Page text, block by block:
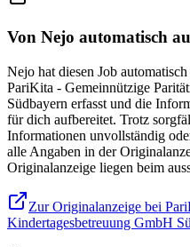
Von Nejo automatisch
Nejo hat diesen Job
PariKita - Gemeinnützige
Südbayern erfasst und die
für dich aufbereitet. Trotz
Informationen unvollständig
alle Angaben in der
Originalanzeige liegen beim
Zur Originalanzeige bei
Kindertagesbetreuung GmbH